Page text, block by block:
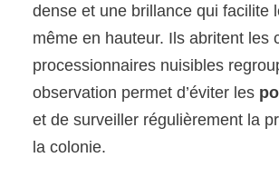
dense et une brillance qui facilite
même en hauteur. Ils abritent les
processionnaires nuisibles
observation permet d’éviter les
et de surveiller régulièrement la
la colonie.